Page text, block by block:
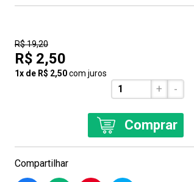
R$ 19,20
R$ 2,50
1x de R$ 2,50com juros
+ -
Comprar
Compartilhar